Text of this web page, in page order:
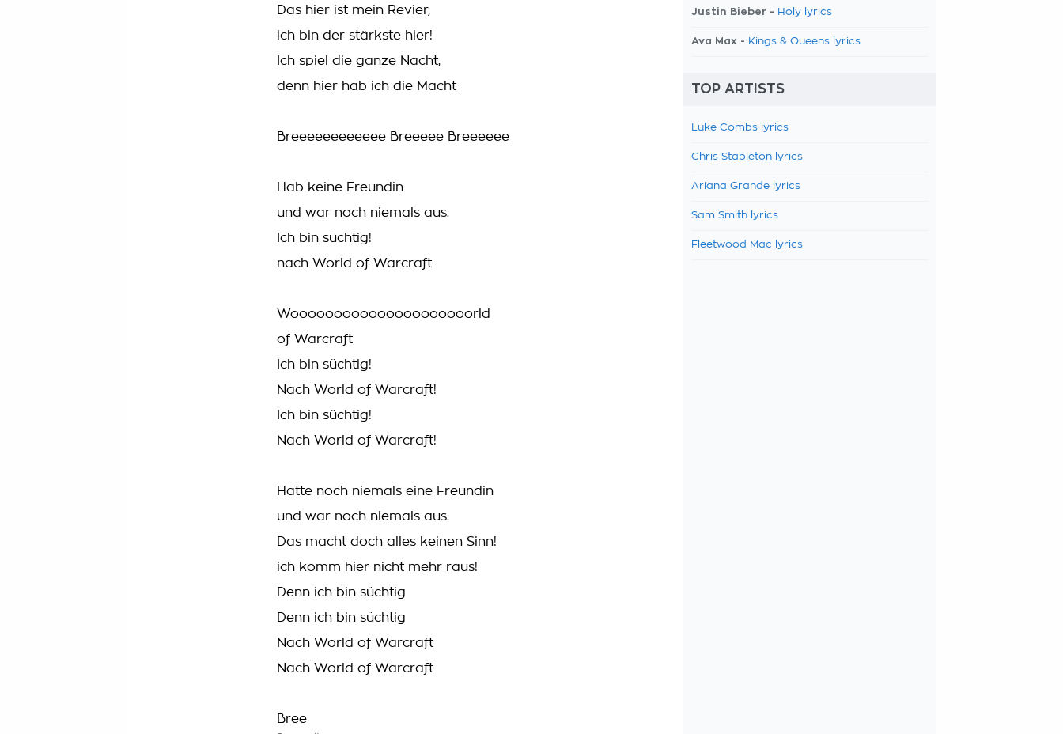
Das hier ist mein Revier,
ich bin der stärkste hier!
Ich spiel die ganze Nacht,
denn hier hab ich die Macht
Breeeeeeeeeeee Breeeee Breeeeee
Hab keine Freundin
und war noch niemals aus.
Ich bin süchtig!
nach World of Warcraft
Wooooooooooooooooooooorld
of Warcraft
Ich bin süchtig!
Nach World of Warcraft!
Ich bin süchtig!
Nach World of Warcraft!
Hatte noch niemals eine Freundin
und war noch niemals aus.
Das macht doch alles keinen Sinn!
ich komm hier nicht mehr raus!
Denn ich bin süchtig
Denn ich bin süchtig
Nach World of Warcraft
Nach World of Warcraft
Bree
Justin Bieber - Holy lyrics
Ava Max - Kings & Queens lyrics
TOP ARTISTS
Luke Combs lyrics
Chris Stapleton lyrics
Ariana Grande lyrics
Sam Smith lyrics
Fleetwood Mac lyrics